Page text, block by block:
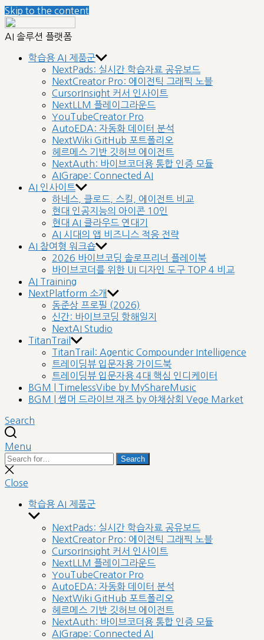
Skip to the content
AI 솔루션 플랫폼
학습용 AI 제품군
NextPads: 실시간 학습자료 공유보드
NextCreator Pro: 에이전틱 그래픽 노블
CursorInsight 커서 인사이트
NextLLM 플레이그라운드
YouTubeCreator Pro
AutoEDA: 자동화 데이터 분석
NextWiki GitHub 포트폴리오
헤르메스 기반 깃허브 에이전트
NextAuth: 바이브코더용 통합 인증 모듈
AIGrape: Connected AI
AI 인사이트
하네스, 클로드, 스킬, 에이전트 비교
현대 인공지능의 아이콘 10인
현대 AI 클라우드 연대기
AI 시대의 앱 비즈니스 적응 전략
AI 참여형 워크숍
2026 바이브코딩 솔로프리너 플레이북
바이브코더를 위한 UI 디자인 도구 TOP 4 비교
AI Training
NextPlatform 소개
동준상 프로필 (2026)
신간: 바이브코딩 항해일지
NextAI Studio
TitanTrail
TitanTrail: Agentic Compounder Intelligence
트레이딩뷰 입문자용 가이드북
트레이딩뷰 입문자용 4대 핵심 인디케이터
BGM | TimelessVibe by MyShareMusic
BGM | 썸머 드라이브 재즈 by 야채상회 Vege Market
Search
Menu
Search
for:
Search
Close
search
Close
학습용 AI 제품군
Show
sub
menu
NextPads: 실시간 학습자료 공유보드
NextCreator Pro: 에이전틱 그래픽 노블
CursorInsight 커서 인사이트
NextLLM 플레이그라운드
YouTubeCreator Pro
AutoEDA: 자동화 데이터 분석
NextWiki GitHub 포트폴리오
헤르메스 기반 깃허브 에이전트
NextAuth: 바이브코더용 통합 인증 모듈
AIGrape: Connected AI